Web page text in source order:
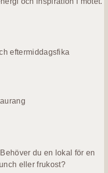
eftermiddagsfika
du en lokal för en
eller frukost?